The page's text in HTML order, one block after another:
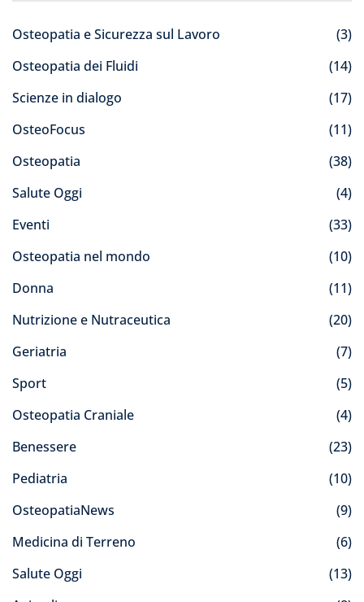
Osteopatia e Sicurezza sul Lavoro
(3)
Osteopatia dei Fluidi
(14)
Scienze in dialogo
(17)
OsteoFocus
(11)
Osteopatia
(38)
Salute Oggi
(4)
Eventi
(33)
Osteopatia nel mondo
(10)
Donna
(11)
Nutrizione e Nutraceutica
(20)
Geriatria
(7)
Sport
(5)
Osteopatia Craniale
(4)
Benessere
(23)
Pediatria
(10)
OsteopatiaNews
(9)
Medicina di Terreno
(6)
Salute Oggi
(13)